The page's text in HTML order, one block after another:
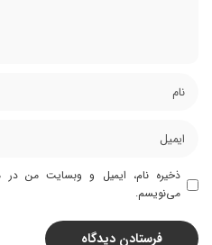
ذخیره نام، ایمیل و وبسایت من در
می‌نویسم.